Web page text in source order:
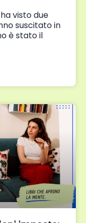
visto due
suscitato in
è stato il